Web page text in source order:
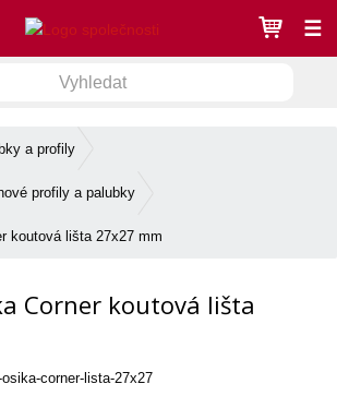
☰
a profily
profily a palubky
koutová lišta 27x27 mm
Corner koutová lišta
corner-lista-27x27